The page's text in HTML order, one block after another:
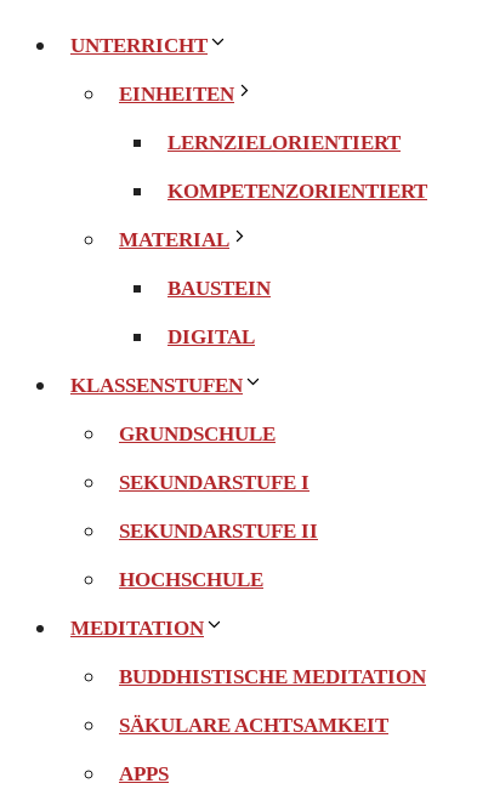
UNTERRICHT
EINHEITEN
LERNZIELORIENTIERT
KOMPETENZORIENTIERT
MATERIAL
BAUSTEIN
DIGITAL
KLASSENSTUFEN
GRUNDSCHULE
SEKUNDARSTUFE I
SEKUNDARSTUFE II
HOCHSCHULE
MEDITATION
BUDDHISTISCHE MEDITATION
SÄKULARE ACHTSAMKEIT
APPS